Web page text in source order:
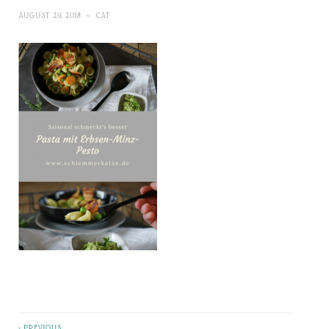
AUGUST 29, 2018 ~ CAT